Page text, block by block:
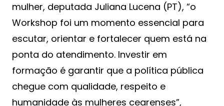
mulher, deputada Juliana Lucena (PT), “o
Workshop foi um momento essencial para
escutar, orientar e fortalecer quem está na
ponta do atendimento. Investir em
formação é garantir que a política pública
chegue com qualidade, respeito e
humanidade às mulheres cearenses”,